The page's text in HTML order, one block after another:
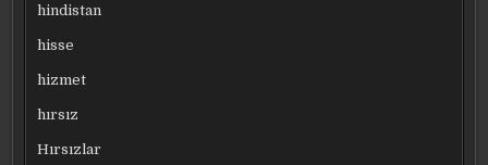
hindistan
hisse
hizmet
hırsız
Hırsızlar